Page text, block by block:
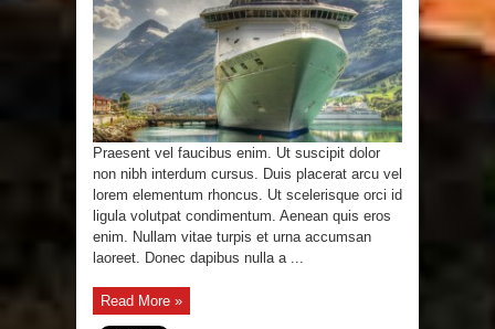
Praesent vel faucibus enim. Ut suscipit dolor
non nibh interdum cursus. Duis placerat arcu vel
lorem elementum rhoncus. Ut scelerisque orci id
ligula volutpat condimentum. Aenean quis eros
enim. Nullam vitae turpis et urna accumsan
laoreet. Donec dapibus nulla a ...
Read More »